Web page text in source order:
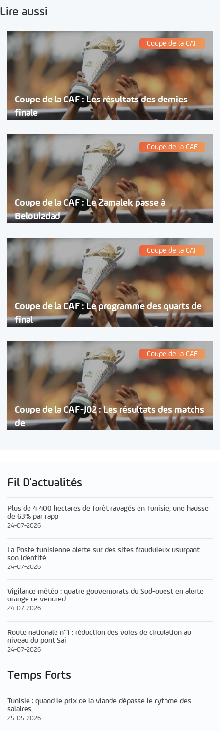
Lire aussi
Coupe de la CAF
Coupe de la CAF : Les résultats des demies
finale
Coupe de la CAF
Coupe de la CAF : Le Zamalek passe à
Belouizdad
Coupe de la CAF
Coupe de la CAF : Le programme des quarts de
final
Coupe de la CAF
Coupe de la CAF-J02 : Les résultats des matchs
de
Fil D'actualités
Plus de 4 400 hectares de forêt ravagés en Tunisie, une hausse
de 63% par rapp
24-07-2026
La Poste tunisienne alerte sur des sites frauduleux usurpant
son identité
24-07-2026
Vigilance météo : quatre gouvernorats du Sud-ouest en alerte
orange ce vendred
24-07-2026
Route nationale n°1 : réduction des voies de circulation au
niveau du pont Sai
24-07-2026
Temps Forts
Tunisie : quand le prix de la viande dépasse le rythme des
salaires
25-05-2026